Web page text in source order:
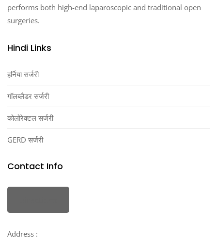
performs both high-end laparoscopic and traditional open
surgeries.
Hindi Links
हर्निया सर्जरी
गॉलब्लैडर सर्जरी
कोलोरेक्टल सर्जरी
GERD सर्जरी
Contact Info
Address :